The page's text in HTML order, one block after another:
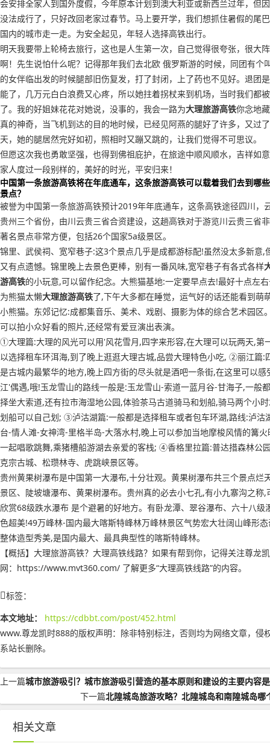
会安排全家人到国外度假，今年原本计划到澳大利亚或新西兰过年，但
没法成行了，只好改回老家过春节。马上要开学，我们想抓住暑假的尾
国内的城市走一走。为安全起见，年轻人选择高铁出行。
明天我要带上轮椅去旅行，这也是人生第一次，自己觉得很夸张，很大
啊！先生说怕什么呢？记得那年我们去北欧 俄罗斯游的时候，同团有个
的女伴临出发的时候腿部旧伤复发，打了封闭，上了药也不见好。退团
能了，几万元白白浪费又心疼，所以她拄着拐杖来到机场，当时我们都
了。我的好姐妹花花对她说，没事的，我会一路为大理旅游高铁你念地
真的神奇，当飞机到达的目的地时候，已经见阿燕的腿好了许多，又过
天，她的腿居然完好如初，照相时又蹦又跳的，让我们觉得不可思议。
但愿这次我也勇敢坚强，也得到佛祖庇护，在旅途中顺风顺水，吉祥如
家人度过一段别样的，美好的时光，平安归来！
中国第一条旅游高铁将在年底通车，这条旅游高铁可以载着我们去到哪
景点？
被誉为中国第一条旅游高铁预计2019年年底通车，这条高铁途径四川，
贵州三个省份，由川云贵三省合资建设，这趟高铁对于游览川云贵三省
著名景点非常方便，包括26个国家5a级景区。
锦里、武侯祠、宽窄巷子:这3个景点几乎是成都游标配!虽然没太多新意,
又有点遗憾。锦里晚上去景色更棒，别有一番风味,宽窄巷子有各式各样
游高铁的小玩意,可以留作纪念。大熊猫基地:一定要早点去!最好十点左
为熊猫太懒大理旅游高铁了,下午大多都在睡觉，运气好的话还能看到萌
小熊猫。东郊记忆:成都集音乐、美术、戏剧、摄影为体的综合艺术园区
可以拍小众好看的照片,还经常有爱豆演出表演。
①大理篇:大理的风光可以用'风花雪月,四字来形容,在大理可以玩两天,第
以选择租车环洱海,到了晚上逛逛大理古城,品尝大理特色小吃, ②丽江篇:
是古城内最繁华的地方,晚上四方街的尽头就是酒吧一条街,在这里可以感
江'偶遇,哦!玉龙雪山的路线一般是:玉龙雪山-索道一蓝月谷-甘海子,一般
择坐大索道,还有拉市海湿地公园,体验茶马古道骑马和划船,骑马两个小
划船可以自己划; ③泸沽湖篇:一般都是选择租车或者包车环湖,路线:泸沽
台-情人滩-女神湾-里格半岛-大落水村,晚上可以参加当地摩梭风情的篝火
一起唱歌跳舞,乘猪槽船游湖去亲爱的客栈; ④香格里拉篇:普达措森林公
克宗古城、松瓒林寺、虎跳峡景区等。
贵州黄果树瀑布是中国第一大瀑布,十分壮观。黄果树瀑布共三个景点烂
景区、陡坡塘瀑布、黄果树瀑布。贵州真的必去小七孔,有小九寨沟之称,
欣赏68级跌水瀑布 是个避暑的好地方。有卧龙潭、翠谷瀑布、六十八级
色超美!49万峰林-国内最大喀斯特峰林万峰林景区气势宏大壮阔山峰形
整体造型秀美,是国内最大、最具典型性的喀斯特峰林。
【概括】大理旅游高铁？大理高铁线路？如果有帮到你，记得关注尊龙
网：https://www.mvt360.com/ 了解更多“大理高铁线路”的内容。
标签：
本文地址：
https://cdbbt.com/post/452.html
www.尊龙凯时888的版权声明： 除非特别标注，否则均为网络文章，侵
系站长删除。
上一篇城市旅游吸引？城市旅游吸引营造的基本原则和建设的主要内容
下一篇北隍城岛旅游攻略？北隍城岛和南隍城岛哪
相关文章